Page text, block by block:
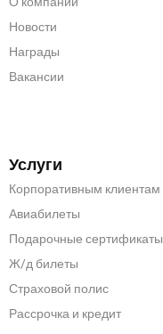
Новости
Награды
Вакансии
Услуги
Корпоративным клиентам
Авиабилеты
Подарочные сертификаты
Ж/д билеты
Страховой полис
Рассрочка и кредит